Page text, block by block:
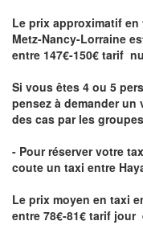
Le prix approximatif
Metz-Nancy-Lorraine
entre 147€-150€ tarif
Si vous êtes 4 ou 5
pensez à demander
des cas par les
- Pour réserver votre
coute un taxi entre
Le prix moyen en taxi
entre 78€-81€ tarif